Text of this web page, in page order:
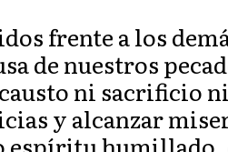
frente a los
de nuestros
ni sacrificio
y alcanzar